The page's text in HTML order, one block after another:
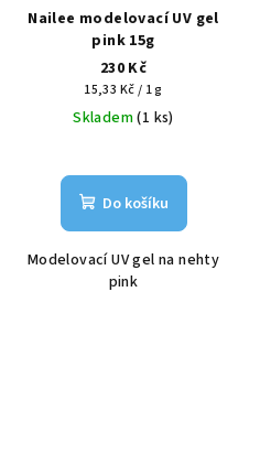
Nailee modelovací UV gel
pink 15g
230 Kč
Měrná
cena:
15,33 Kč / 1 g
Skladem(1 ks)
Do košíku
Modelovací UV gel na nehty
pink